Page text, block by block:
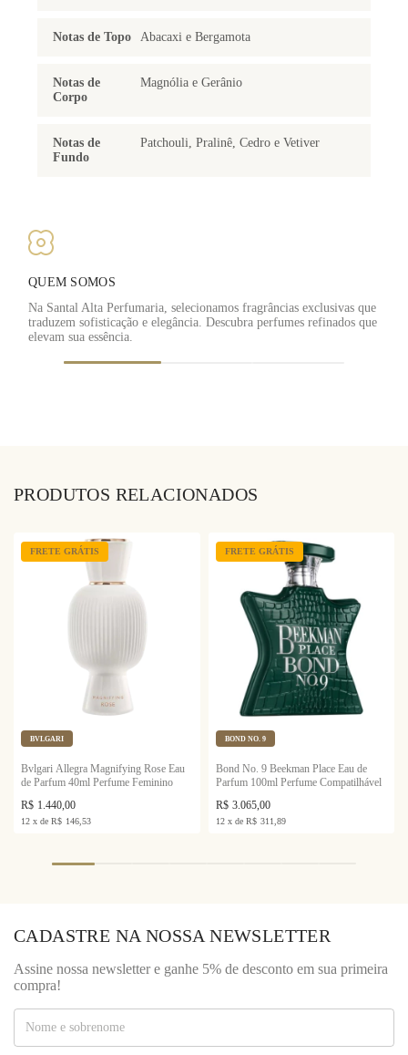
Notas de Topo Abacaxi e Bergamota
Notas de
Corpo
Magnólia e Gerânio
Notas de
Fundo
Patchouli, Pralinê, Cedro e Vetiver
QUEM SOMOS
Na Santal Alta Perfumaria, selecionamos fragrâncias exclusivas que
traduzem sofisticação e elegância. Descubra perfumes refinados que
elevam sua essência.
PRODUTOS RELACIONADOS
FRETE GRÁTIS
BVLGARI
Bvlgari Allegra Magnifying Rose Eau
de Parfum 40ml Perfume Feminino
R$ 1.440,00
12 x de R$ 146,53
FRETE GRÁTIS
BOND NO. 9
Bond No. 9 Beekman Place Eau de
Parfum 100ml Perfume Compatilhável
R$ 3.065,00
12 x de R$ 311,89
CADASTRE NA NOSSA NEWSLETTER
Assine nossa newsletter e ganhe 5% de desconto em sua primeira
compra!